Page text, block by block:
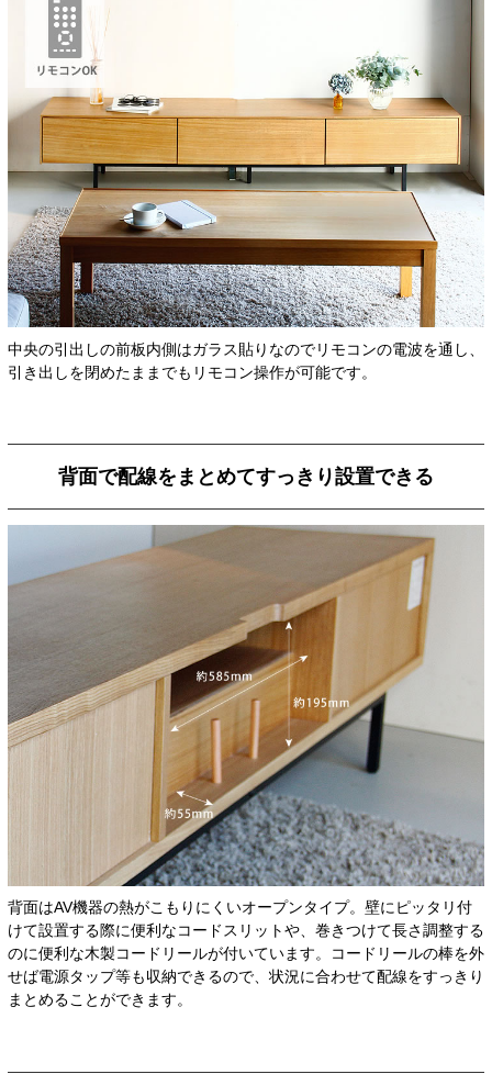
中央の引出しの前板内側はガラス貼りなのでリモコンの電波を通し、
引き出しを閉めたままでもリモコン操作が可能です。
背面で配線をまとめてすっきり設置できる
背面はAV機器の熱がこもりにくいオープンタイプ。壁にピッタリ付
けて設置する際に便利なコードスリットや、巻きつけて長さ調整する
のに便利な木製コードリールが付いています。コードリールの棒を外
せば電源タップ等も収納できるので、状況に合わせて配線をすっきり
まとめることができます。